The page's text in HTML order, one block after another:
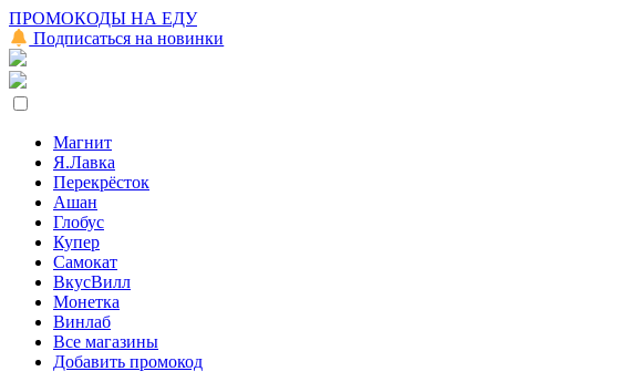
ПРОМОКОДЫ НА ЕДУ
Подписаться на новинки
Магнит
Я.Лавка
Перекрёсток
Ашан
Глобус
Купер
Самокат
ВкусВилл
Монетка
Винлаб
Все магазины
Добавить промокод